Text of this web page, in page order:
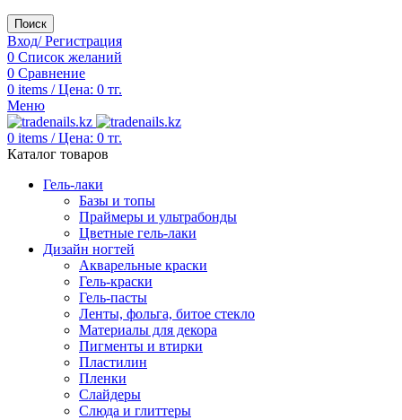
Поиск
Вход/ Регистрация
0 Список желаний
0 Сравнение
0 items / Цена: 0 тг.
Меню
0 items / Цена: 0 тг.
Каталог товаров
Гель-лаки
Базы и топы
Праймеры и ультрабонды
Цветные гель-лаки
Дизайн ногтей
Акварельные краски
Гель-краски
Гель-пасты
Ленты, фольга, битое стекло
Материалы для декора
Пигменты и втирки
Пластилин
Пленки
Слайдеры
Слюда и глиттеры